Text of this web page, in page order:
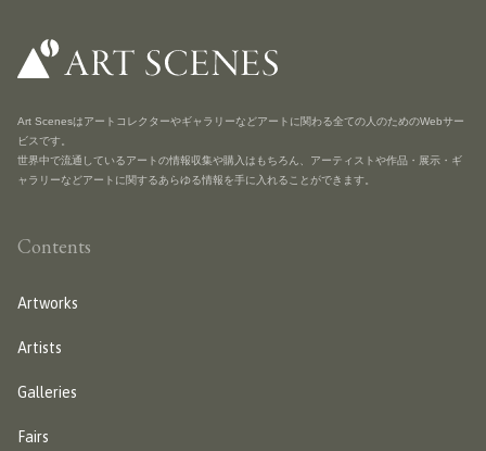
Art Scenesはアートコレクターやギャラリーなどアートに関わる全ての人のためのWebサー
ビスです。
世界中で流通しているアートの情報収集や購入はもちろん、アーティストや作品・展示・ギ
ャラリーなどアートに関するあらゆる情報を手に入れることができます。
Contents
Artworks
Artists
Galleries
Fairs